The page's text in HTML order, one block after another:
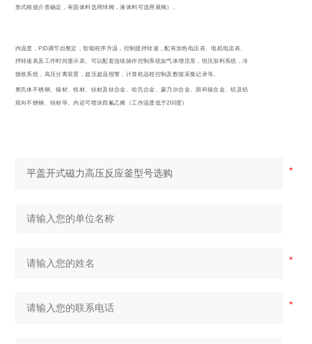
阀门形式根据介质确定，有固体料选用球阀，液体料可选用展阀）。
制釜内温度， PID调节自整定，智能程序升温，控制搅拌转速，配有加热电压表、电机电流表、
内搅拌转速表及工作时间显示表。可以配套连续操作控制系统如气体增压泵，恒压加料系统，冷
回流接收系统，高压分离装置，超压超温报警，计算机远程控制及数据采集记录等。
牌号奥氏体不锈钢、镍材、锆材、钛材及钛合金、哈氏合金、蒙乃尔合金、因科镍合金、铝及铝
金、双向不锈钢、钽材等。内还可喷涂四氟乙烯（工作温度低于200度）